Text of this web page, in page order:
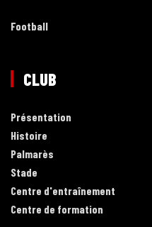
Football
CLUB
Présentation
Histoire
Palmarès
Stade
Centre d'entraînement
Centre de formation